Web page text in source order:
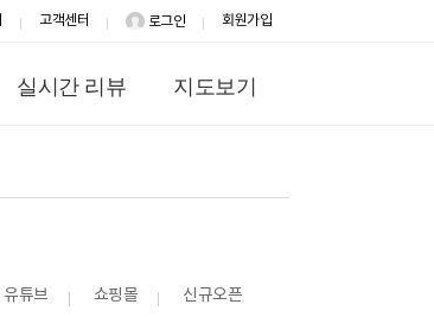
고객센터 로그인 회원가입
실시간 리뷰 지도보기
유튜브 쇼핑몰 신규오픈